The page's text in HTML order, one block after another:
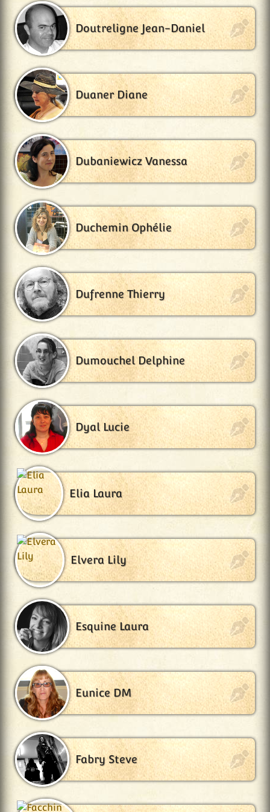
Doutreligne Jean-Daniel
Duaner Diane
Dubaniewicz Vanessa
Duchemin Ophélie
Dufrenne Thierry
Dumouchel Delphine
Dyal Lucie
Elia Laura
Elvera Lily
Esquine Laura
Eunice DM
Fabry Steve